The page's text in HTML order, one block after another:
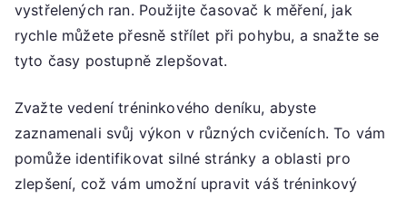
vystřelených ran. Použijte časovač k měření, jak
rychle můžete přesně střílet při pohybu, a snažte se
tyto časy postupně zlepšovat.
Zvažte vedení tréninkového deníku, abyste
zaznamenali svůj výkon v různých cvičeních. To vám
pomůže identifikovat silné stránky a oblasti pro
zlepšení, což vám umožní upravit váš tréninkový